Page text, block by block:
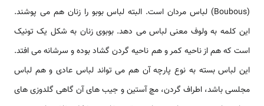
(Boubous) لباس مردان است. البته لباس بوبو را زنان هم می پوشند.
این کلمه به ولوف معنی لباس می دهد. بوبوی زنان به شکل یک تونیک
است که هم از ناحیه کمر و هم ناحیه گردن گشاد بوده و سرشانه می افتد.
این لباس بسته به نوع پارچه آن هم می تواند لباس عادی و هم لباس
مجلسی باشد، اطراف گردن، مچ آستین و جیب های آن گاهی گلدوزی های